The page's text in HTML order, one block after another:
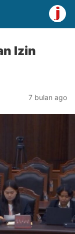
Izin
7 bulan ago